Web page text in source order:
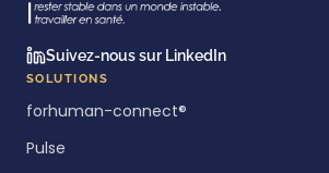
Suivez-nous sur LinkedIn
SOLUTIONS
forhuman-connect®
Pulse